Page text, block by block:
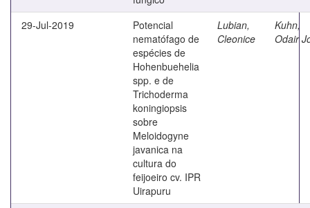
29-Jul-2019
Potencial
nematófago de
espécies de
Hohenbuehelia
spp. e de
Trichoderma
koningiopsis
sobre
Meloidogyne
javanica na
cultura do
feijoeiro cv. IPR
Uirapuru
Lubian,
Cleonice
Kuhn,
Odair